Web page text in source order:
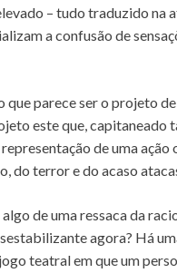
– tudo traduzido na
a confusão de
que parece ser o projeto
este que, capitaneado
de uma ação
do terror e do acaso
de uma ressaca da
agora? Há
teatral em que um